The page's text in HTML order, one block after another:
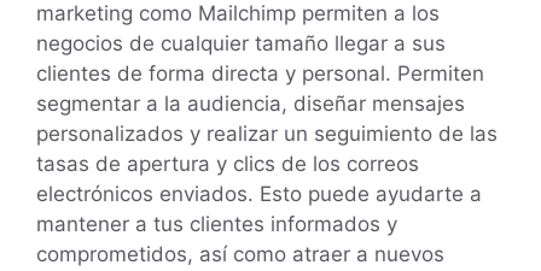
marketing como Mailchimp permiten a los
negocios de cualquier tamaño llegar a sus
clientes de forma directa y personal. Permiten
segmentar a la audiencia, diseñar mensajes
personalizados y realizar un seguimiento de las
tasas de apertura y clics de los correos
electrónicos enviados. Esto puede ayudarte a
mantener a tus clientes informados y
comprometidos, así como atraer a nuevos